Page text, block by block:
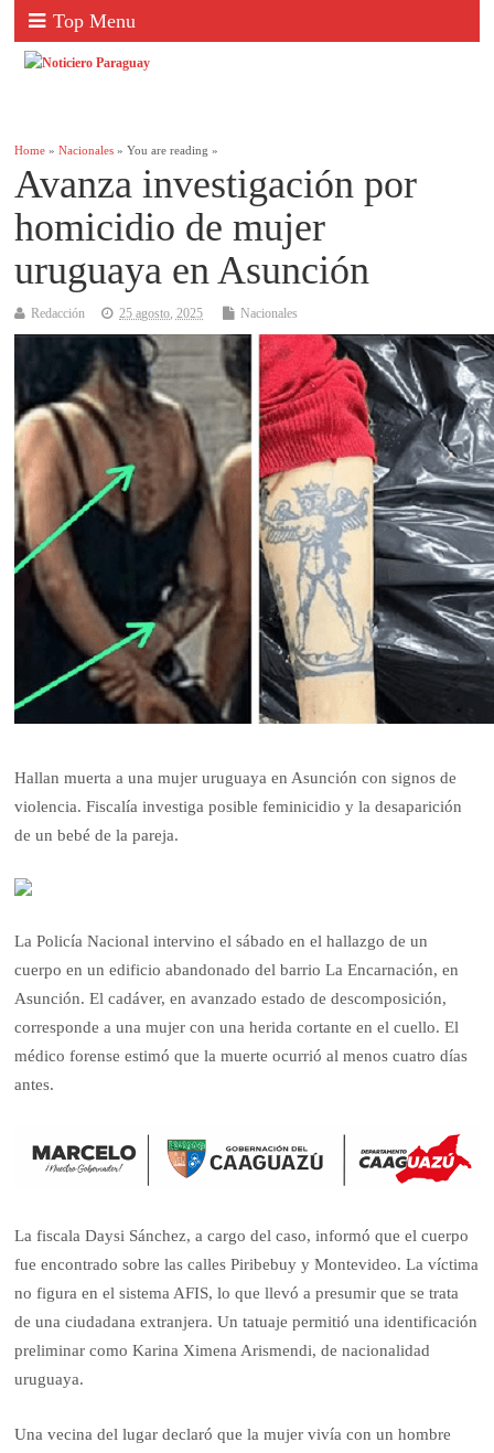
Top Menu
Home »Nacionales » You are reading »
Avanza investigación por
homicidio de mujer
uruguaya en Asunción
Redacción 25 agosto, 2025 Nacionales
Hallan muerta a una mujer uruguaya en Asunción con signos de
violencia. Fiscalía investiga posible feminicidio y la desaparición
de un bebé de la pareja.
La Policía Nacional intervino el sábado en el hallazgo de un
cuerpo en un edificio abandonado del barrio La Encarnación, en
Asunción. El cadáver, en avanzado estado de descomposición,
corresponde a una mujer con una herida cortante en el cuello. El
médico forense estimó que la muerte ocurrió al menos cuatro días
antes.
La fiscala Daysi Sánchez, a cargo del caso, informó que el cuerpo
fue encontrado sobre las calles Piribebuy y Montevideo. La víctima
no figura en el sistema AFIS, lo que llevó a presumir que se trata
de una ciudadana extranjera. Un tatuaje permitió una identificación
preliminar como Karina Ximena Arismendi, de nacionalidad
uruguaya.
Una vecina del lugar declaró que la mujer vivía con un hombre